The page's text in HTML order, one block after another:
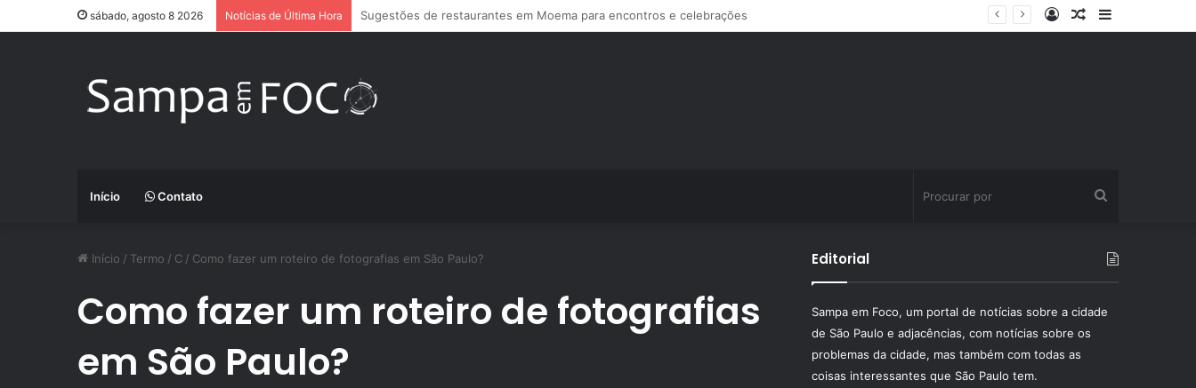
sábado, agosto 8 2026 Notícias de Última Hora Apps de treino personalizado crescem no Brasil e impulsionam modelo de assinatura fitness
Barra
Artigo
Entrar
Início Contato
por
Início / Termo / C / Como fazer um roteiro de fotografias em São Paulo?
Como fazer um roteiro de fotografias
em São Paulo?
Editorial
Sampa em Foco, um portal de notícias sobre a cidade
de São Paulo e adjacências, com notícias sobre os
problemas da cidade, mas também com todas as
coisas interessantes que São Paulo tem.